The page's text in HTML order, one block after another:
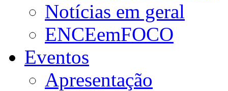
Notícias em geral
ENCEemFOCO
Eventos
Apresentação